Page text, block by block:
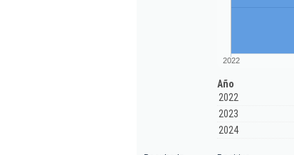
2022
Año
2022
2023
2024